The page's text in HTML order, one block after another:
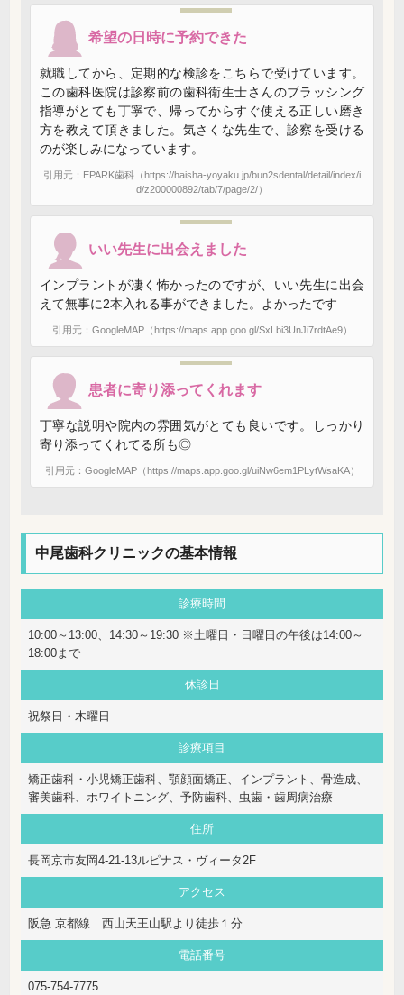
希望の日時に予約できた
就職してから、定期的な検診をこちらで受けています。
この歯科医院は診察前の歯科衛生士さんのブラッシング
指導がとても丁寧で、帰ってからすぐ使える正しい磨き
方を教えて頂きました。気さくな先生で、診察を受ける
のが楽しみになっています。
引用元：EPARK歯科（https://haisha-yoyaku.jp/bun2sdental/detail/index/i
d/z200000892/tab/7/page/2/）
いい先生に出会えました
インプラントが凄く怖かったのですが、いい先生に出会
えて無事に2本入れる事ができました。よかったです
引用元：GoogleMAP（https://maps.app.goo.gl/SxLbi3UnJi7rdtAe9）
患者に寄り添ってくれます
丁寧な説明や院内の雰囲気がとても良いです。しっかり
寄り添ってくれてる所も◎
引用元：GoogleMAP（https://maps.app.goo.gl/uiNw6em1PLytWsaKA）
中尾歯科クリニックの基本情報
診療時間
10:00～13:00、14:30～19:30 ※土曜日・日曜日の午後は14:00～
18:00まで
休診日
祝祭日・木曜日
診療項目
矯正歯科・小児矯正歯科、顎顔面矯正、インプラント、骨造成、
審美歯科、ホワイトニング、予防歯科、虫歯・歯周病治療
住所
長岡京市友岡4-21-13ルピナス・ヴィータ2F
アクセス
阪急 京都線 西山天王山駅より徒歩１分
電話番号
075-754-7775